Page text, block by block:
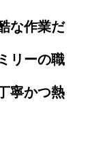
な作業だ
リーの職
寧かつ熱